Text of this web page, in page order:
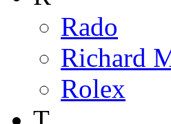
Rado
Richard
Rolex